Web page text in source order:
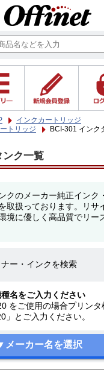
インクカートリッジ
トリッジ
BCI-301 インク
ンク一覧
クのメーカー純正インク
取扱っております。リサ
境に優しく高品質でリー
ー・インクを検索
名をご入力ください
をご使用の場合プリンタ
」とご入力ください。